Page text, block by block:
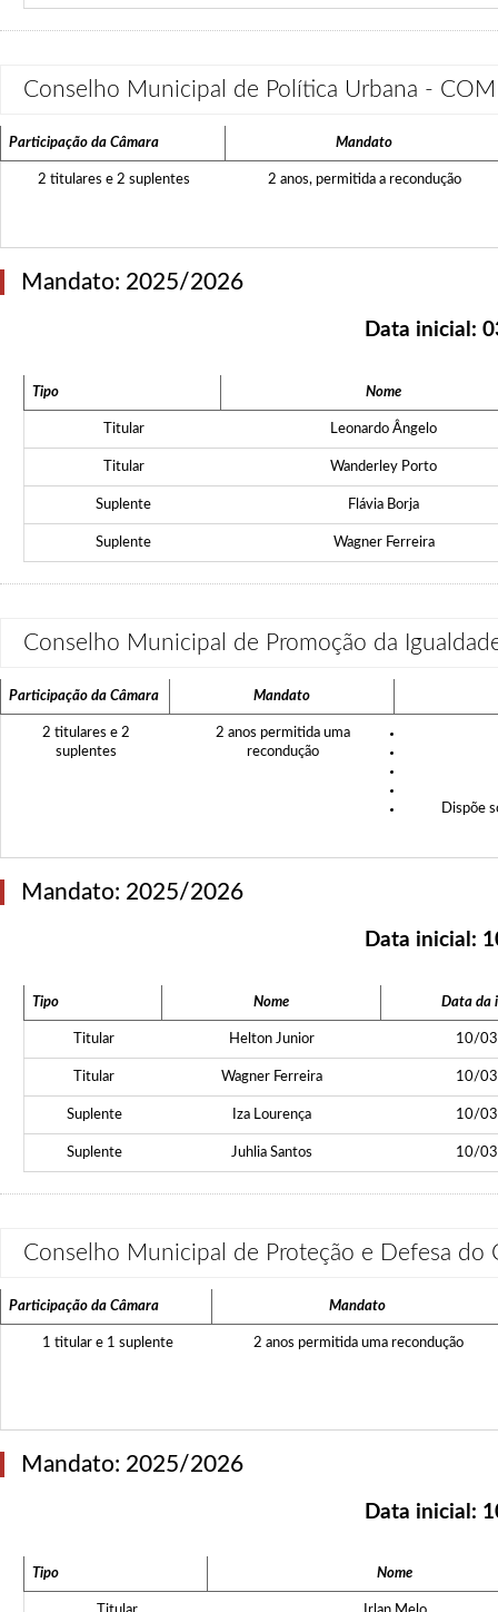
Conselho Municipal de Política Urbana -
Participação da Câmara Mandato
2 titulares e 2 suplentes 2 anos, permitida a recondução
Mandato: 2025/2026
Data inicial:
Tipo Nome
Titular Leonardo Ângelo
Titular Wanderley Porto
Suplente Flávia Borja
Suplente Wagner Ferreira
Conselho Municipal de Promoção da
Participação da Câmara Mandato
2 titulares e 2
suplentes
2 anos permitida uma
recondução
Dispõe
Mandato: 2025/2026
Data inicial:
Tipo Nome Data da
Titular Helton Junior 10/
Titular Wagner Ferreira 10/
Suplente Iza Lourença 10/
Suplente Juhlia Santos 10/
Conselho Municipal de Proteção e Defesa
Participação da Câmara Mandato
1 titular e 1 suplente 2 anos permitida uma recondução
Mandato: 2025/2026
Data inicial:
Tipo Nome